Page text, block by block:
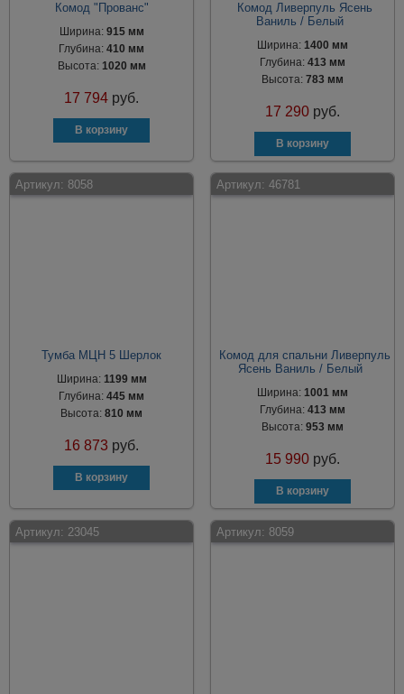
Комод "Прованс"
Ширина: 915 мм
Глубина:410 мм
Высота: 1020 мм
17 794 руб.
Комод Ливерпуль Ясень
Ваниль / Белый
Ширина: 1400 мм
Глубина: 413 мм
Высота: 783 мм
17 290 руб.
Артикул: 8058
Тумба МЦН 5 Шерлок
Ширина: 1199 мм
Глубина:445 мм
Высота:810 мм
16 873 руб.
Артикул: 46781
Комод для спальни Ливерпуль
Ясень Ваниль / Белый
Ширина: 1001 мм
Глубина: 413 мм
Высота: 953 мм
15 990 руб.
Артикул: 23045 Артикул: 8059